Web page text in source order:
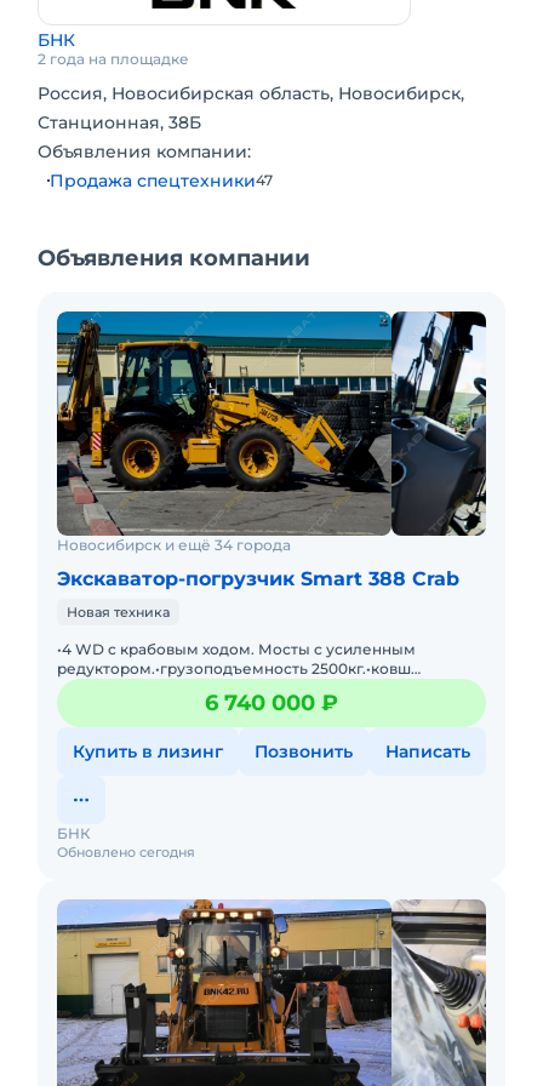
БНК
2 года на площадке
Россия, Новосибирская область, Новосибирск,
Станционная, 38Б
Объявления компании:
Продажа спецтехники47
Объявления компании
Новосибирск и ещё 34 города
Экскаватор-погрузчик Smart 388 Crab
Новая техника
•4 WD c крабовым ходом. Мосты с усиленным
редуктором.•грузоподъемность 2500кг.•ковш
челюстной с объем 1,2 м3, на краю ковша установлены
сменные п
6 740 000 ₽
Купить в лизинг Позвонить Написать
Обновлено сегодня
БНК